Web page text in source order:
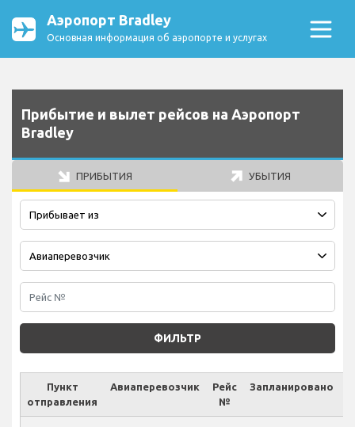
Аэропорт Bradley
Основная информация об аэропорте и услугах
Прибытие и вылет рейсов на Аэропорт
Bradley
ПРИБЫТИЯ УБЫТИЯ
ФИЛЬТР
Пункт
отправления
Авиаперевозчик
Рейс
№
Запланировано